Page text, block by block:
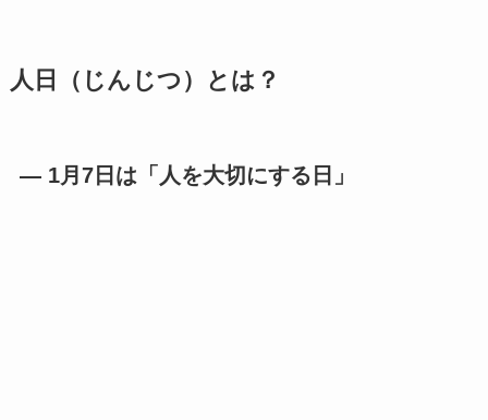
人日（じんじつ）とは？
― 1月7日は「人を大切にする日」